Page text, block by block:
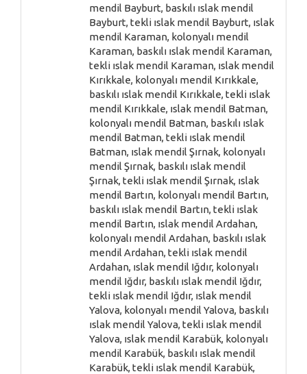
mendil Bayburt, baskılı ıslak mendil
Bayburt, tekli ıslak mendil Bayburt, ıslak
mendil Karaman, kolonyalı mendil
Karaman, baskılı ıslak mendil Karaman,
tekli ıslak mendil Karaman, ıslak mendil
Kırıkkale, kolonyalı mendil Kırıkkale,
baskılı ıslak mendil Kırıkkale, tekli ıslak
mendil Kırıkkale, ıslak mendil Batman,
kolonyalı mendil Batman, baskılı ıslak
mendil Batman, tekli ıslak mendil
Batman, ıslak mendil Şırnak, kolonyalı
mendil Şırnak, baskılı ıslak mendil
Şırnak, tekli ıslak mendil Şırnak, ıslak
mendil Bartın, kolonyalı mendil Bartın,
baskılı ıslak mendil Bartın, tekli ıslak
mendil Bartın, ıslak mendil Ardahan,
kolonyalı mendil Ardahan, baskılı ıslak
mendil Ardahan, tekli ıslak mendil
Ardahan, ıslak mendil Iğdır, kolonyalı
mendil Iğdır, baskılı ıslak mendil Iğdır,
tekli ıslak mendil Iğdır, ıslak mendil
Yalova, kolonyalı mendil Yalova, baskılı
ıslak mendil Yalova, tekli ıslak mendil
Yalova, ıslak mendil Karabük, kolonyalı
mendil Karabük, baskılı ıslak mendil
Karabük, tekli ıslak mendil Karabük,